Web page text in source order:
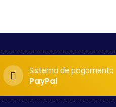
Sistema de pagamento
PayPal